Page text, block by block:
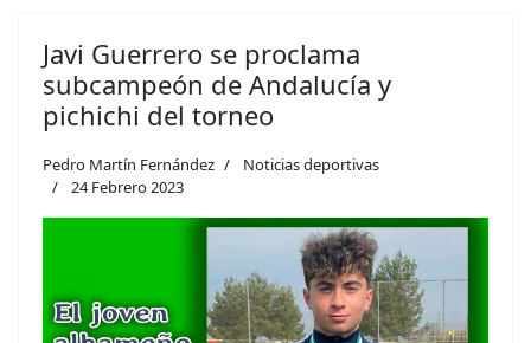
Javi Guerrero se proclama
subcampeón de Andalucía y
pichichi del torneo
Pedro Martín Fernández
Noticias deportivas
24 Febrero 2023